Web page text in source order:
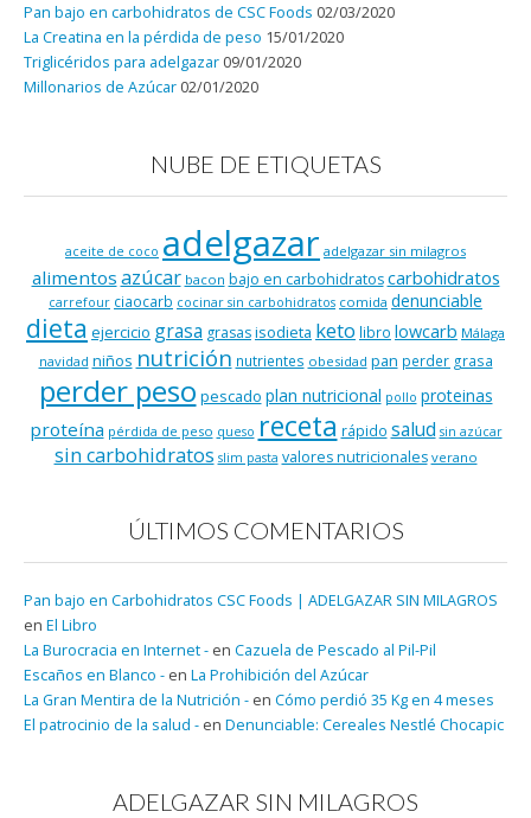
Pan bajo en carbohidratos de CSC Foods 02/03/2020
La Creatina en la pérdida de peso 15/01/2020
Triglicéridos para adelgazar 09/01/2020
Millonarios de Azúcar 02/01/2020
NUBE DE ETIQUETAS
aceite de coco adelgazar adelgazar sin milagros
alimentos azúcar bacon bajo en carbohidratos carbohidratos
carrefour ciaocarb cocinar sin carbohidratos comida denunciable
dieta ejercicio grasa grasasisodieta keto libro lowcarb Málaga
navidad niños nutrición nutrientes obesidad pan perder grasa
perder peso pescado plan nutricional pollo proteinas
proteína pérdida de peso queso receta rápido salud sin azúcar
sin carbohidratos slim pasta valores nutricionales verano
ÚLTIMOS COMENTARIOS
Pan bajo en Carbohidratos CSC Foods | ADELGAZAR SIN MILAGROS
en El Libro
La Burocracia en Internet - en Cazuela de Pescado al Pil-Pil
Escaños en Blanco - en La Prohibición del Azúcar
La Gran Mentira de la Nutrición - en Cómo perdió 35 Kg en 4 meses
El patrocinio de la salud - en Denunciable: Cereales Nestlé Chocapic
ADELGAZAR SIN MILAGROS